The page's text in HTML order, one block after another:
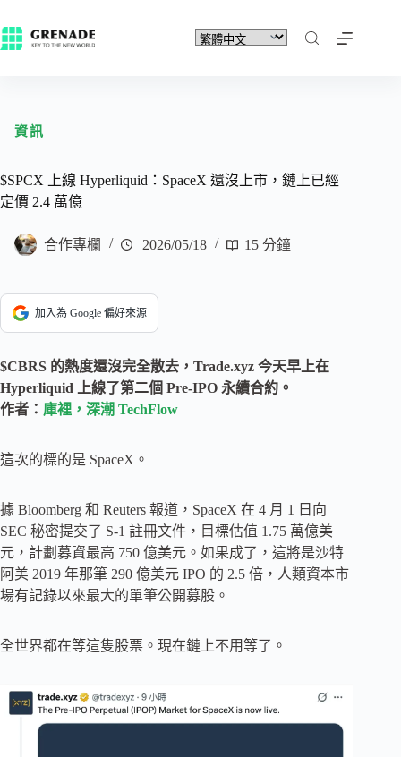
資訊
$SPCX 上線 Hyperliquid：SpaceX 還沒上市，鏈上已經
定價 2.4 萬億
合作專欄 2026/05/18 15 分鐘
加入為 Google 偏好來源
$CBRS 的熱度還沒完全散去，Trade.xyz 今天早上在
Hyperliquid 上線了第二個 Pre-IPO 永續合約。
作者： 庫裡，深潮 TechFlow
這次的標的是 SpaceX。
據 Bloomberg 和 Reuters 報道，SpaceX 在 4 月 1 日向
SEC 秘密提交了 S-1 註冊文件，目標估值 1.75 萬億美
元，計劃募資最高 750 億美元。如果成了，這將是沙特
阿美 2019 年那筆 290 億美元 IPO 的 2.5 倍，人類資本市
場有記錄以來最大的單筆公開募股。
全世界都在等這隻股票。現在鏈上不用等了。